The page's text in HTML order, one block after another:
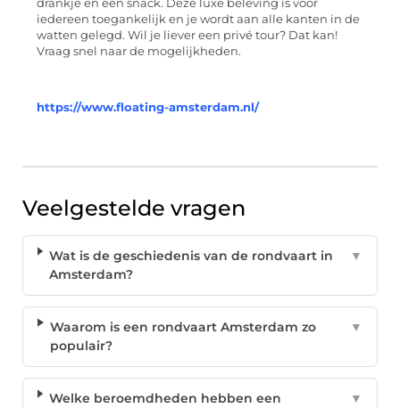
drankje en een snack. Deze luxe beleving is voor
iedereen toegankelijk en je wordt aan alle kanten in de
watten gelegd. Wil je liever een privé tour? Dat kan!
Vraag snel naar de mogelijkheden.
https://www.floating-amsterdam.nl/
Veelgestelde vragen
Wat is de geschiedenis van de rondvaart in
Amsterdam?
▼
Waarom is een rondvaart Amsterdam zo
populair?
▼
Welke beroemdheden hebben een
▼